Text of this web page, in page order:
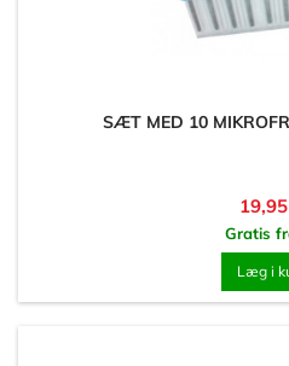
SÆT MED 10
Pris
Gratis
Læg i